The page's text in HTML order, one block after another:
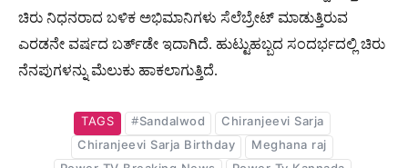
ಚಿರು ನಿಧನರಾದ ಬಳಿಕ ಅಭಿಮಾನಿಗಳು ಸೆಲೆಬ್ರೇಟ್​ ಮಾಡುತ್ತಿರುವ
ಎರಡನೇ ವರ್ಷದ ಬರ್ತ್​ಡೇ ಇದಾಗಿದೆ. ಹುಟ್ಟುಹಬ್ಬದ ಸಂದರ್ಭದಲ್ಲಿ ಚಿರು
ನೆನಪುಗಳನ್ನು ಮೆಲುಕು ಹಾಕಲಾಗುತ್ತಿದೆ.
TAGS #Sandalwod
Chiranjeevi Sarja
Chiranjeevi Sarja Birthday
Meghana raj